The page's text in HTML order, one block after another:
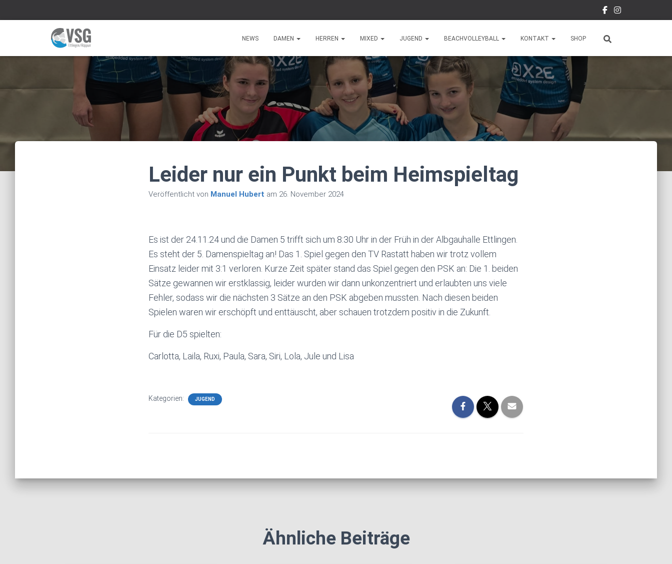
NEWS DAMEN HERREN MIXED JUGEND BEACHVOLLEYBALL KONTAKT SHOP
Leider nur ein Punkt beim Heimspieltag
Veröffentlicht von Manuel Hubert am 26. November 2024
Es ist der 24.11.24 und die Damen 5 trifft sich um 8:30 Uhr in der Früh in der Albgauhalle Ettlingen.
Es steht der 5. Damenspieltag an! Das 1. Spiel gegen den TV Rastatt haben wir trotz vollem
Einsatz leider mit 3:1 verloren. Kurze Zeit später stand das Spiel gegen den PSK an: Die 1. beiden
Sätze gewannen wir erstklassig, leider wurden wir dann unkonzentriert und erlaubten uns viele
Fehler, sodass wir die nächsten 3 Sätze an den PSK abgeben mussten. Nach diesen beiden
Spielen waren wir erschöpft und enttäuscht, aber schauen trotzdem positiv in die Zukunft.
Für die D5 spielten:
Carlotta, Laila, Ruxi, Paula, Sara, Siri, Lola, Jule und Lisa
Kategorien: JUGEND
Ähnliche Beiträge